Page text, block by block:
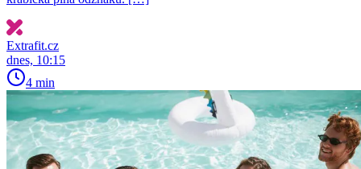
Extrafit.cz
dnes, 10:15
4 min